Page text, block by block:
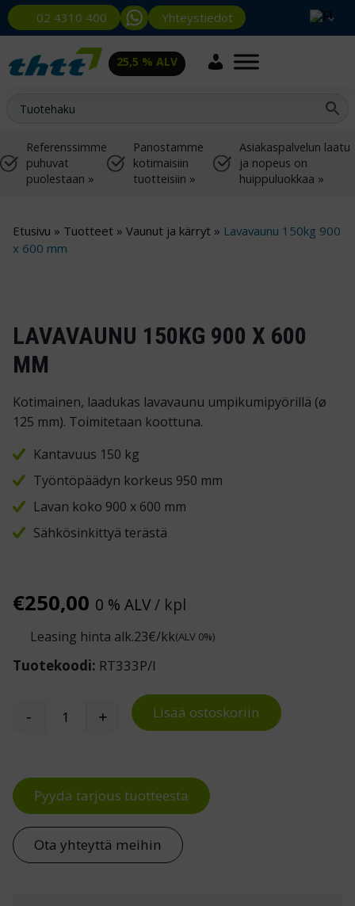
02 4310 400 Yhteystiedot
25,5 % ALV
Referenssimme
puhuvat
puolestaan »
Panostamme
kotimaisiin
tuotteisiin »
Asiakaspalvelun laatu
ja nopeus on
huippuluokkaa »
Etusivu » Tuotteet » Vaunut ja kärryt » Lavavaunu 150kg 900
x 600 mm
LAVAVAUNU 150KG 900 X 600
MM
Kotimainen, laadukas lavavaunu umpikumipyörillä (ø
125 mm). Toimitetaan koottuna.
Kantavuus 150 kg
Työntöpäädyn korkeus 950 mm
Lavan koko 900 x 600 mm
Sähkösinkittyä terästä
€250,00 0 % ALV/ kpl
Leasing hinta alk.23€/kk(ALV 0%)
Tuotekoodi: RT333P/I
Lavavaunu 150kg 900 x 600 mm määrä
- + Lisää ostoskoriin
Pyydä tarjous tuotteesta
Ota yhteyttä meihin